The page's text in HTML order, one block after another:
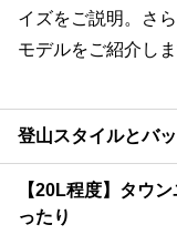
イズをご説明。さ
モデルをご紹介しま
登山スタイルとバ
【20L程度】タウ
ったり